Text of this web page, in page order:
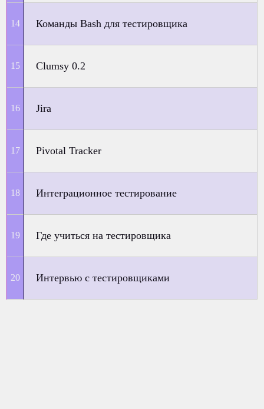
Команды Bash для тестировщика
Clumsy 0.2
Jira
Pivotal Tracker
Интеграционное тестирование
Где учиться на тестировщика
Интервью с тестировщиками